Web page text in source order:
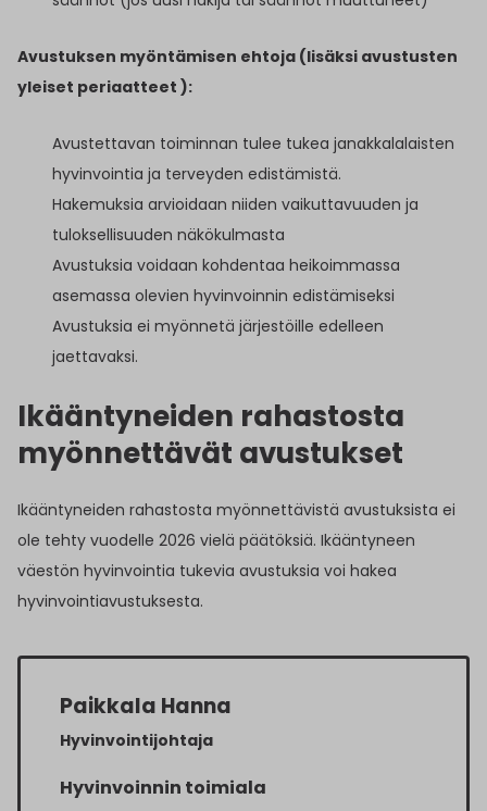
Avustuksen myöntämisen ehtoja (lisäksi avustusten
yleiset periaatteet ):
Avustettavan toiminnan tulee tukea janakkalalaisten
hyvinvointia ja terveyden edistämistä.
Hakemuksia arvioidaan niiden vaikuttavuuden ja
tuloksellisuuden näkökulmasta
Avustuksia voidaan kohdentaa heikoimmassa
asemassa olevien hyvinvoinnin edistämiseksi
Avustuksia ei myönnetä järjestöille edelleen
jaettavaksi.
Ikääntyneiden rahastosta
myönnettävät avustukset
Ikääntyneiden rahastosta myönnettävistä avustuksista ei
ole tehty vuodelle 2026 vielä päätöksiä. Ikääntyneen
väestön hyvinvointia tukevia avustuksia voi hakea
hyvinvointiavustuksesta.
Paikkala Hanna
Hyvinvointijohtaja
Hyvinvoinnin toimiala